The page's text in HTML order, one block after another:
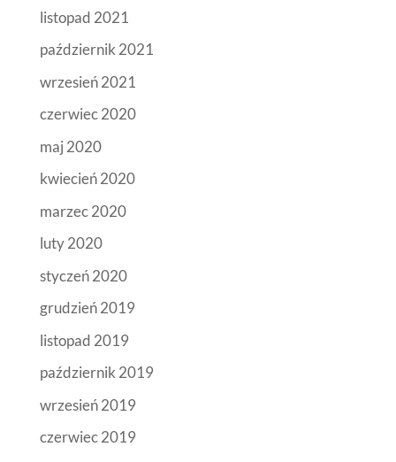
listopad 2021
październik 2021
wrzesień 2021
czerwiec 2020
maj 2020
kwiecień 2020
marzec 2020
luty 2020
styczeń 2020
grudzień 2019
listopad 2019
październik 2019
wrzesień 2019
czerwiec 2019